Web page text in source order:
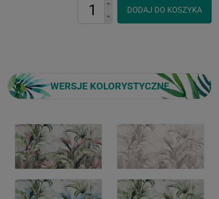
WERSJE KOLORYSTYCZNE